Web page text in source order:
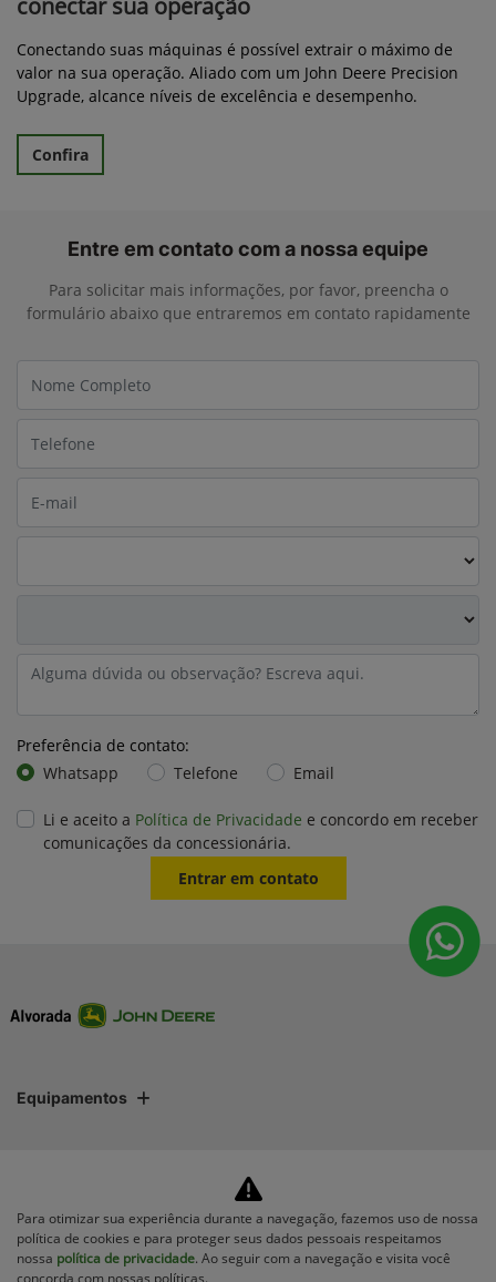
Conectando suas máquinas é possível extrair o máximo de
valor na sua operação. Aliado com um John Deere Precision
Upgrade, alcance níveis de excelência e desempenho.
Confira
Entre em contato com a nossa equipe
Para solicitar mais informações, por favor, preencha o
formulário abaixo que entraremos em contato rapidamente
Preferência de contato:
Whatsapp
Telefone Email
Li e aceito a Política de Privacidade e concordo em receber
comunicações da concessionária.
Entrar em contato
Equipamentos
Política de privacidade
Para otimizar sua experiência durante a navegação, fazemos uso de nossa
política de cookies e para proteger seus dados pessoais respeitamos
nossa política de privacidade. Ao seguir com a navegação e visita você
concorda com nossas políticas.